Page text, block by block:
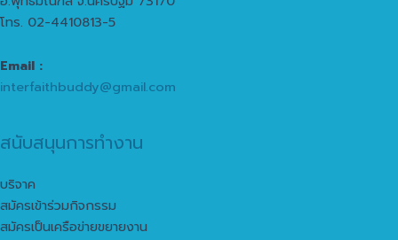
โทร. 02-4410813-5
Email :
interfaithbuddy@gmail.com
สนับสนุนการทำงาน
บริจาค
สมัครเข้าร่วมกิจกรรม
สมัครเป็นเครือข่ายขยายงาน